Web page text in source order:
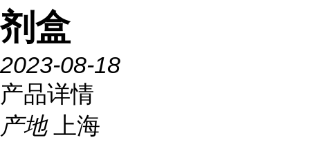
剂盒
2023-08-18
产品详情
产地
上海